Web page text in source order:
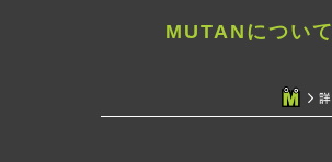
MUTANについて